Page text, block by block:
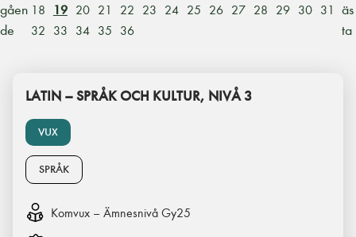
gåen
de
18
19 20 21 22 23 24 25 26 27 28 29 30 31
32
33 34 35 36
äs
ta
VUX
LATIN – SPRÅK OCH KULTUR, NIVÅ 3
SPRÅK
Komvux – Ämnesnivå Gy25